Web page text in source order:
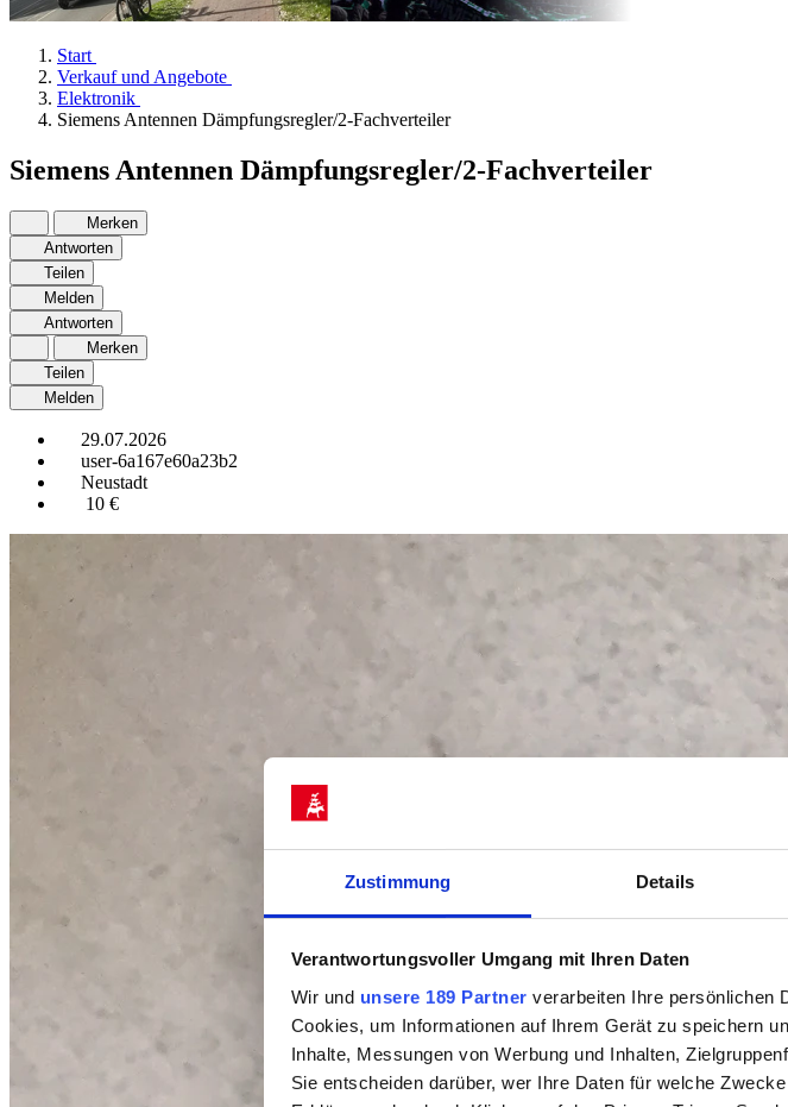
Zustimmung Details
Verantwortungsvoller Umgang mit Ihren Daten
Wir und unsere 189 Partner verarbeiten Ihre persönlichen
Cookies, um Informationen auf Ihrem Gerät zu speichern
Inhalte, Messungen von Werbung und Inhalten,
Sie entscheiden darüber, wer Ihre Daten für welche
Start
Verkauf und Angebote
Elektronik
Siemens Antennen Dämpfungsregler/2-Fachverteiler
Siemens Antennen Dämpfungsregler/2-Fachverteiler
Merken
Antworten
Teilen
Melden
Antworten
Merken
Teilen
Melden
29.07.2026
user-6a167e60a23b2
Neustadt
10 €